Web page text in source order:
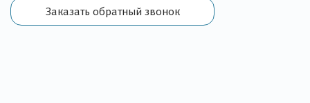
Заказать обратный звонок